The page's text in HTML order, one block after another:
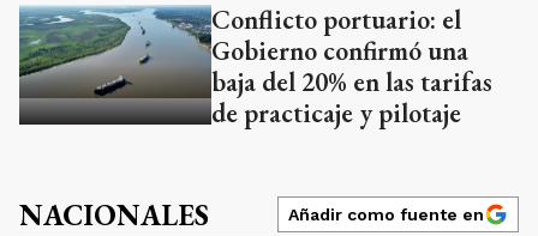
Conflicto portuario: el
Gobierno confirmó una
baja del 20% en las tarifas
de practicaje y pilotaje
NACIONALES Añadir como fuente en